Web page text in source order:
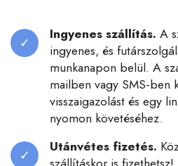
Ingyenes szállítás. A
ingyenes, és
munkanapon belül. A
mailben vagy SMS-ben
visszaigazolást és egy
nyomon követéséhez.
Utánvétes fizetés.